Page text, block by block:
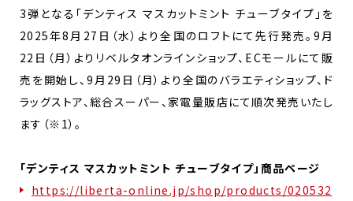
3弾となる「デンティス マスカットミント チューブタイプ」を
2025年8月27日（水）より全国のロフトにて先行発売。9月
22日（月）よりリベルタオンラインショップ、ECモールにて販
売を開始し、9月29日（月）より全国のバラエティショップ、ド
ラッグストア、総合スーパー、家電量販店にて順次発売いたし
ます（※1）。
「デンティス マスカットミント チューブタイプ」商品ページ
https://liberta-online.jp/shop/products/020532